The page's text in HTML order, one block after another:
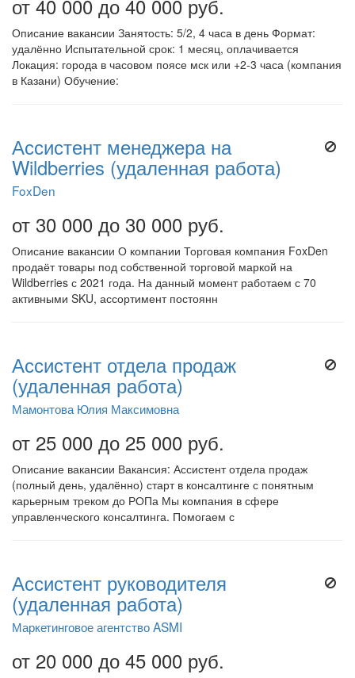
от 40 000 до 40 000 руб.
Описание вакансии Занятость: 5/2, 4 часа в день Формат:
удалённо Испытательной срок: 1 месяц, оплачивается
Локация: города в часовом поясе мск или +2-3 часа (компания
в Казани) Обучение:
Ассистент менеджера на
Wildberries (удаленная работа)
FoxDen
от 30 000 до 30 000 руб.
Описание вакансии О компании Торговая компания FoxDen
продаёт товары под собственной торговой маркой на
Wildberries с 2021 года. На данный момент работаем с 70
активными SKU, ассортимент постоянн
Ассистент отдела продаж
(удаленная работа)
Мамонтова Юлия Максимовна
от 25 000 до 25 000 руб.
Описание вакансии Вакансия: Ассистент отдела продаж
(полный день, удалённо) старт в консалтинге с понятным
карьерным треком до РОПа Мы компания в сфере
управленческого консалтинга. Помогаем с
Ассистент руководителя
(удаленная работа)
Маркетинговое агентство ASMI
от 20 000 до 45 000 руб.